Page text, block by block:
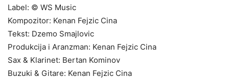
Label: © WS Music
Kompozitor: Kenan Fejzic Cina
Tekst: Dzemo Smajlovic
Produkcija i Aranzman: Kenan Fejzic Cina
Sax & Klarinet: Bertan Kominov
Buzuki & Gitare: Kenan Fejzic Cina